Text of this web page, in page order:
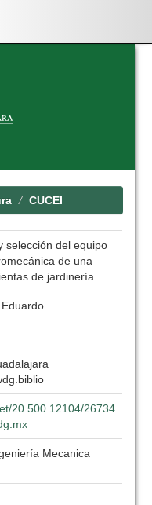
CUCEI
selección del equipo
de una
de jardinería.
20.500.12104/26734
Mecanica